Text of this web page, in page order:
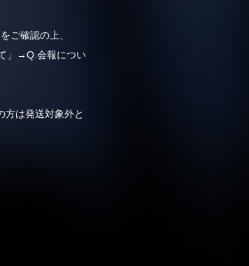
ご確認の上、
」→Q.会報につい
は発送対象外と